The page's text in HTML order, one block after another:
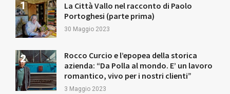
La Città Vallo nel racconto di Paolo
Portoghesi (parte prima)
30 Maggio 2023
Rocco Curcio e l’epopea della storica
azienda: “Da Polla al mondo. E’ un lavoro
romantico, vivo per i nostri clienti”
3 Maggio 2023